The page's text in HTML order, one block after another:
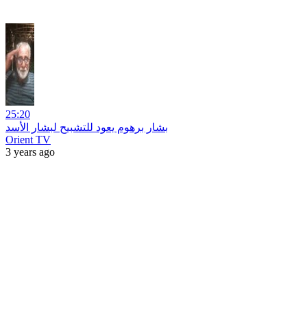
25:20
بشار برهوم يعود للتشبيح لبشار الأسد
Orient TV
3 years ago